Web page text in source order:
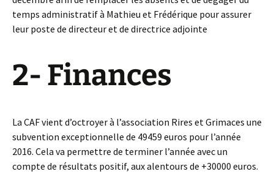
temps administratif à Mathieu et Frédérique pour assurer
leur poste de directeur et de directrice adjointe
2- Finances
La CAF vient d’octroyer à l’association Rires et Grimaces une
subvention exceptionnelle de 49459 euros pour l’année
2016. Cela va permettre de terminer l’année avec un
compte de résultats positif, aux alentours de +30000 euros.